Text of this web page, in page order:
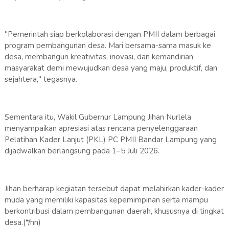
"Pemerintah siap berkolaborasi dengan PMII dalam berbagai
program pembangunan desa. Mari bersama-sama masuk ke
desa, membangun kreativitas, inovasi, dan kemandirian
masyarakat demi mewujudkan desa yang maju, produktif, dan
sejahtera," tegasnya.
Sementara itu, Wakil Gubernur Lampung Jihan Nurlela
menyampaikan apresiasi atas rencana penyelenggaraan
Pelatihan Kader Lanjut (PKL) PC PMII Bandar Lampung yang
dijadwalkan berlangsung pada 1–5 Juli 2026.
Jihan berharap kegiatan tersebut dapat melahirkan kader-kader
muda yang memiliki kapasitas kepemimpinan serta mampu
berkontribusi dalam pembangunan daerah, khususnya di tingkat
desa.(*/hn)